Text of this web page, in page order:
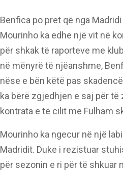
Benfica po pret që nga
Mourinho ka edhe një vit në
për shkak të raporteve me
në mënyrë të njëanshme,
nëse e bën këtë pas
ka bërë zgjedhjen e saj për
kontrata e të cilit me Fulham
Mourinho ka ngecur në një
Madridit. Duke i rezistuar
për sezonin e ri për të shkuar